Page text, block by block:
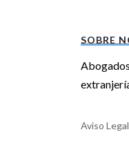
SOBRE
Aviso Legal